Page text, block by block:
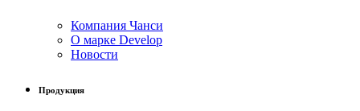
Компания Чанси
О марке Develop
Новости
Продукция